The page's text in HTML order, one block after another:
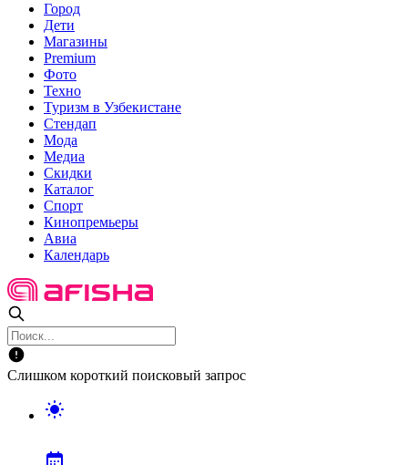
Город
Дети
Магазины
Premium
Фото
Техно
Туризм в Узбекистане
Стендап
Мода
Медиа
Скидки
Каталог
Спорт
Кинопремьеры
Авиа
Календарь
Слишком короткий поисковый запрос